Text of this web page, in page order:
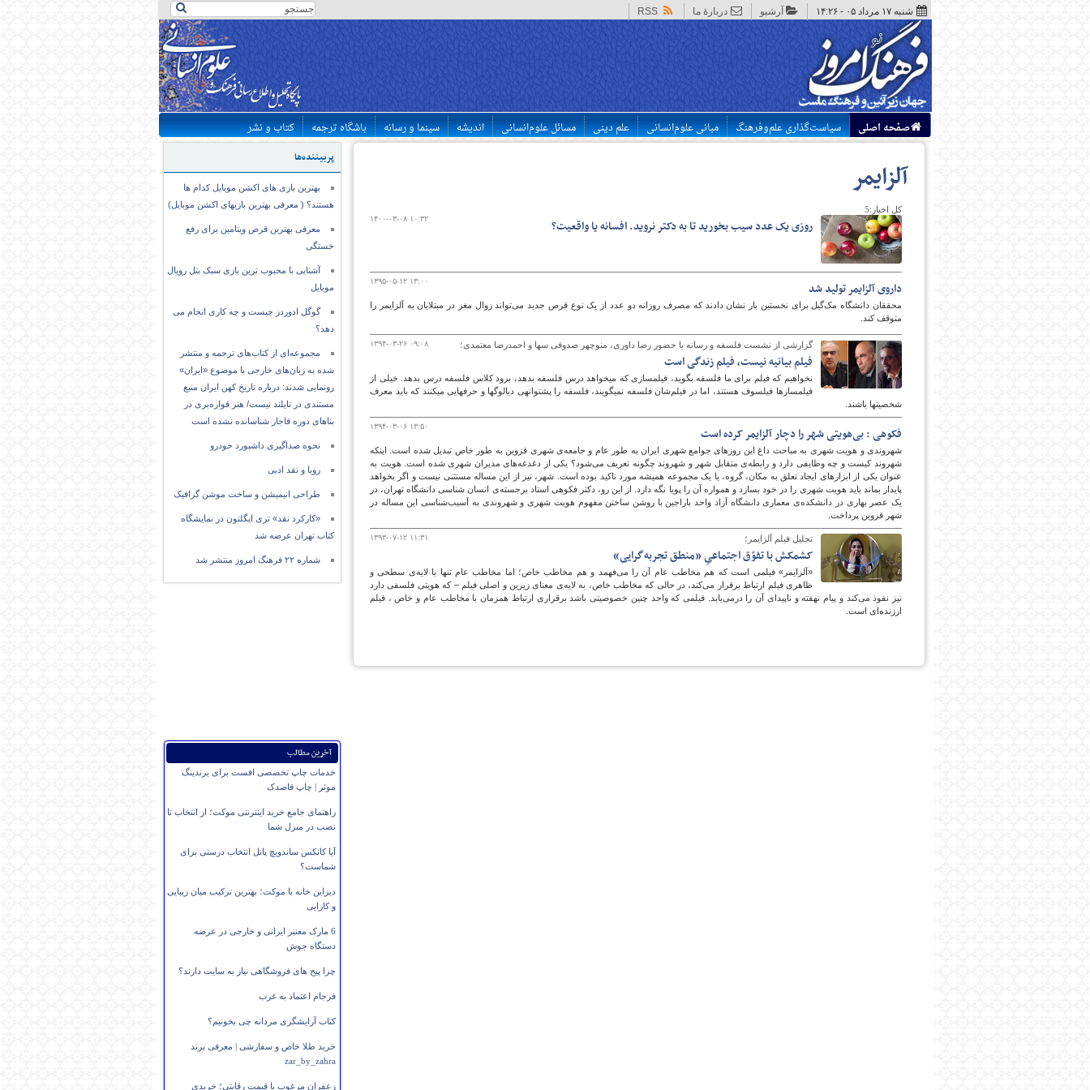
شنبه ۱۷ مرداد ۰۵ - ۱۴:۲۶ آرشیو دربارهٔ ما RSS
پایگاه اطلاع رسانی فرهنگ
صفحه اصلی سیاست‌گذاری علم‌وفرهنگ مبانی علوم‌انسانی علم دینی مسائل علوم‌انسانی اندیشه سینما و رسانه باشگاه ترجمه کتاب و نشر
پربیننده‌ها
بهترین بازی های اکشن موبایل کدام ها
هستند؟ ( معرفی بهترین بازیهای اکشن موبایل)
معرفی بهترین قرص ویتامین برای رفع
خستگی
آشنایی با محبوب ترین بازی سبک بتل رویال
موبایل
گوگل ادوردز چیست و چه کاری انجام می
دهد؟
مجموعه‌ای از کتاب‌های ترجمه و منتشر
شده به زبان‌های خارجی با موضوع «ایران»
رونمایی شدند: درباره تاریخ کهن ایران منبع
مستندی در تایلند نیست/ هنر قواره‌بری در
بناهای دوره قاجار شناسانده نشده است
نحوه صداگیری داشبورد خودرو
رویا و نقد ادبی
طراحی انیمیشن و ساخت موشن گرافیک
«کارکرد نقد» تری ایگلتون در نمایشگاه
کتاب تهران عرضه شد
شماره ۲۲ فرهنگ امروز منتشر شد
آخرین مطالب
خدمات چاپ تخصصی افست برای برندینگ
موثر | چاپ قاصدک
راهنمای جامع خرید اینترنتی موکت؛ از انتخاب تا
نصب در منزل شما
آیا کانکس ساندویچ پانل انتخاب درستی برای
شماست؟
دیزاین خانه با موکت؛ بهترین ترکیب میان زیبایی
و کارایی
6 مارک معتبر ایرانی و خارجی در عرضه
دستگاه جوش
چرا پیج های فروشگاهی نیاز به سایت دارند؟
فرجام اعتماد به غرب
کتاب آرایشگری مردانه چی بخونیم؟
خرید طلا خاص و سفارشی | معرفی برند
zar_by_zahra
زعفران مرغوب با قیمت رقابتی؛ خریدی
آلزایمر
کل اخبار:5
۱۴۰۰-۰۳-۰۸ ۱۰:۳۲ روزی یک عدد سیب بخورید تا به دکتر نروید. افسانه یا واقعیت؟
۱۳۹۵-۰۵-۱۲ ۱۳:۰۰ داروی آلزایمر تولید شد
محققان دانشگاه مک‌گیل برای نخستین بار نشان دادند که مصرف روزانه دو عدد از یک نوع قرص جدید می‌تواند زوال مغز در مبتلایان به آلزایمر را
متوقف کند.
۱۳۹۴-۰۳-۲۶ ۰۹:۰۸ گزارشی از نشست فلسفه و رسانه با حضور رضا داوری، منوچهر صدوقی سها و احمدرضا معتمدی؛
فیلم بیانیه نیست، فیلم زندگی است
نخواهیم که فیلم برای ما فلسفه بگوید، فیلم‎‎‎سازی که می‎‎‎خواهد درس فلسفه بدهد، برود کلاس فلسفه درس بدهد. خیلی از
فیلم‎‎‎سازها فیلسوف هستند، اما در فیلم‌شان فلسفه نمی‎‎‎گویند، فلسفه را پشتوانه‎‎‎ی دیالوگ‎‎‎ها و حرف‎‎‎هایی می‎‎‎کنند که باید معرف
شخصیت‎‎‎ها باشند.
۱۳۹۴-۰۳-۰۶ ۱۳:۵۰ فکوهی : بی‌هویتی شهر را دچار آلزایمر کرده است
شهروندی و هویت شهری به مباحث داغ این روزهای جوامع شهری ایران به طور عام و جامعه‌ی شهری قزوین به طور خاص تبدیل شده است. اینکه
شهروند کیست و چه وظایفی دارد و رابطه‌ی متقابل شهر و شهروند چگونه تعریف می‌شود؟ یکی از دغدغه‌های مدیران شهری شده است. هویت به
عنوان یکی از ابزارهای ایجاد تعلق به مکان، گروه، یا یک مجموعه همیشه مورد تاکید بوده است. شهر، نیز از این مساله مستثنی نیست و اگر بخواهد
پایدار بماند باید هویت شهری را در خود بسازد و همواره آن را پویا نگه دارد. از این رو، دکتر فکوهی استاد برجسته‌ی انسان شناسی دانشگاه تهران، در
یک عصر بهاری در دانشکده‌ی معماری دانشگاه آزاد واحد باراجین با روشن ساختن مفهوم هویت شهری و شهروندی به آسیب‌شناسی این مساله در
شهر قزوین پرداخت.
۱۳۹۳-۰۷-۱۲ ۱۱:۳۱ تحلیل فیلم آلزایمر؛
کشمکش با تفوّق اجتماعیِ «منطق تجربه‌گرایی»
«آلزایمر» فیلمی است که هم مخاطب عام آن را می‌‌فهمد و هم مخاطب خاص؛ اما مخاطب عام تنها با لایه‌‌ی سطحی و
ظاهری فیلم ارتباط برقرار می‌‌کند، در حالی که مخاطب خاص، به لایه‌‌ی معنای زیرین و اصلی فیلم – که هویتی فلسفی دارد‌‌‌‌
نیز نفوذ می‌‌کند و پیام نهفته‌‌ و ناپیدای آن را درمی‌‌یابد. فیلمی که واجد چنین خصوصیتی باشد‌‌‌‌ برقراری ارتباط همزمان با مخاطب عام و خاص‌‌‌‌ ، فیلم
ارزنده‌‌ای است.